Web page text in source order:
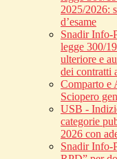
2025/2026:
d’esame
Snadir Info-
legge 300/
ulteriore e
dei contratti
Comparto e
Sciopero
USB -
categorie
2026 con
Snadir Info-